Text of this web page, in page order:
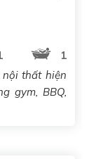
1
thất hiện
gym, BBQ,